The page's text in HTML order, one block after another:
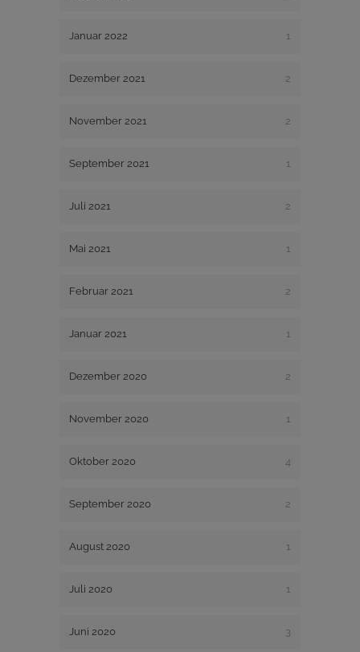
Januar 2022 1
Dezember 2021 2
November 2021 2
September 2021 1
Juli 2021 2
Mai 2021 1
Februar 2021 2
Januar 2021 1
Dezember 2020 2
November 2020 1
Oktober 2020 4
September 2020 2
August 2020 1
Juli 2020 1
Juni 2020 3